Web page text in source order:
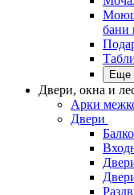
бани
Еще
Двери, окна и
Арки
Двери